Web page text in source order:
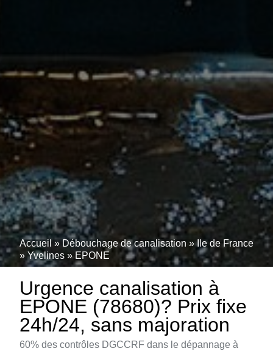
Accueil » Débouchage de canalisation »Ile de France
» Yvelines » EPONE
Urgence canalisation à
EPONE (78680)? Prix fixe
24h/24, sans majoration
60% des contrôles DGCCRF dans le dépannage à